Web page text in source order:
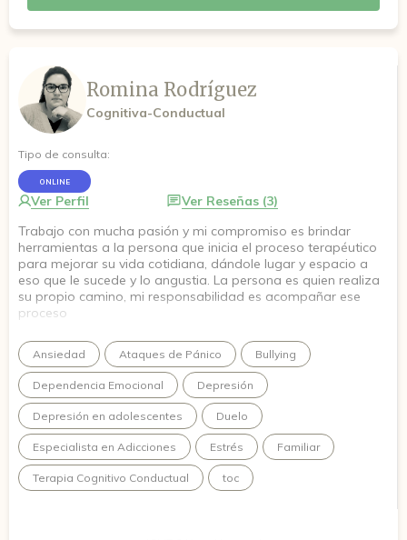
Romina Rodríguez
Cognitiva-Conductual
Tipo de consulta:
ONLINE
Ver Perfil
Ver Reseñas (3)
Trabajo con mucha pasión y mi compromiso es brindar
herramientas a la persona que inicia el proceso terapéutico
para mejorar su vida cotidiana, dándole lugar y espacio a
eso que le sucede y lo angustia. La persona es quien realiza
su propio camino, mi responsabilidad es acompañar ese
proceso
Ansiedad Ataques de Pánico Bullying
Dependencia Emocional Depresión
Depresión en adolescentes Duelo
Especialista en Adicciones Estrés Familiar
Terapia Cognitivo Conductual toc